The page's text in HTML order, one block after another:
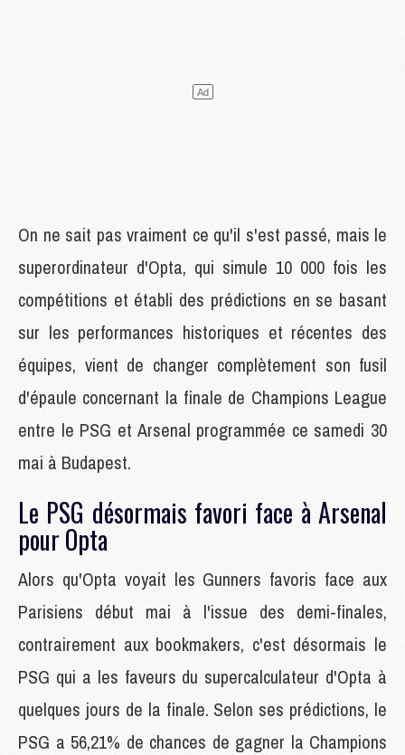
On ne sait pas vraiment ce qu'il s'est passé, mais le
superordinateur d'Opta, qui simule 10 000 fois les
compétitions et établi des prédictions en se basant
sur les performances historiques et récentes des
équipes, vient de changer complètement son fusil
d'épaule concernant la finale de Champions League
entre le PSG et Arsenal programmée ce samedi 30
mai à Budapest.
Le PSG désormais favori face à Arsenal
pour Opta
Alors qu'Opta voyait les Gunners favoris face aux
Parisiens début mai à l'issue des demi-finales,
contrairement aux bookmakers, c'est désormais le
PSG qui a les faveurs du supercalculateur d'Opta à
quelques jours de la finale. Selon ses prédictions, le
PSG a 56,21% de chances de gagner la Champions